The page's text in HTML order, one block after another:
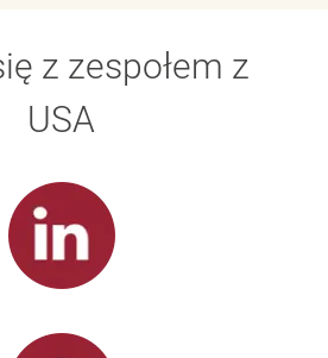
z zespołem z
USA